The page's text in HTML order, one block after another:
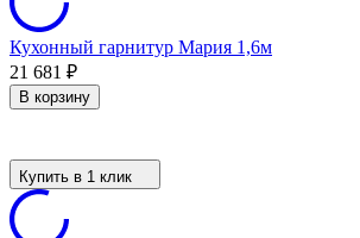
Кухонный гарнитур Мария 1,6м
21 681 ₽
В корзину
Купить в 1 клик